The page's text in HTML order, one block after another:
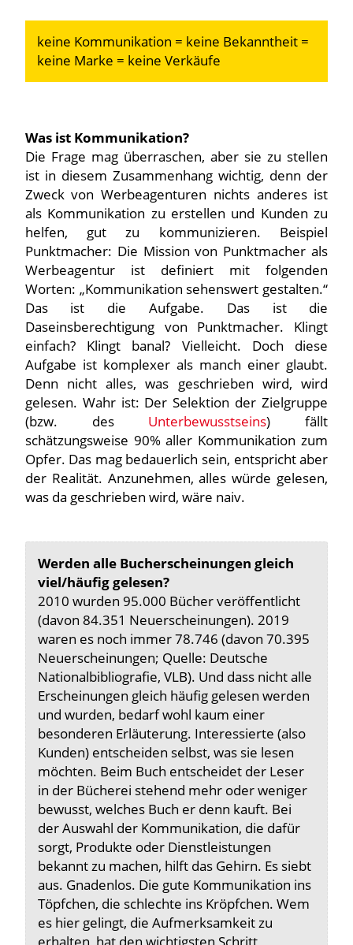
keine Kommunikation = keine Bekanntheit =
keine Marke = keine Verkäufe
Was ist Kommunikation?
Die Frage mag überraschen, aber sie zu stellen
ist in diesem Zusammenhang wichtig, denn der
Zweck von Werbeagenturen nichts anderes ist
als Kommunikation zu erstellen und Kunden zu
helfen, gut zu kommunizieren. Beispiel
Punktmacher: Die Mission von Punktmacher als
Werbeagentur ist definiert mit folgenden
Worten: „Kommunikation sehenswert gestalten.“
Das ist die Aufgabe. Das ist die
Daseinsberechtigung von Punktmacher. Klingt
einfach? Klingt banal? Vielleicht. Doch diese
Aufgabe ist komplexer als manch einer glaubt.
Denn nicht alles, was geschrieben wird, wird
gelesen. Wahr ist: Der Selektion der Zielgruppe
(bzw. des Unterbewusstseins) fällt
schätzungsweise 90% aller Kommunikation zum
Opfer. Das mag bedauerlich sein, entspricht aber
der Realität. Anzunehmen, alles würde gelesen,
was da geschrieben wird, wäre naiv.
Werden alle Bucherscheinungen gleich
viel/häufig gelesen?
2010 wurden 95.000 Bücher veröffentlicht
(davon 84.351 Neuerscheinungen). 2019
waren es noch immer 78.746 (davon 70.395
Neuerscheinungen; Quelle: Deutsche
Nationalbibliografie, VLB). Und dass nicht alle
Erscheinungen gleich häufig gelesen werden
und wurden, bedarf wohl kaum einer
besonderen Erläuterung. Interessierte (also
Kunden) entscheiden selbst, was sie lesen
möchten. Beim Buch entscheidet der Leser
in der Bücherei stehend mehr oder weniger
bewusst, welches Buch er denn kauft. Bei
der Auswahl der Kommunikation, die dafür
sorgt, Produkte oder Dienstleistungen
bekannt zu machen, hilft das Gehirn. Es siebt
aus. Gnadenlos. Die gute Kommunikation ins
Töpfchen, die schlechte ins Kröpfchen. Wem
es hier gelingt, die Aufmerksamkeit zu